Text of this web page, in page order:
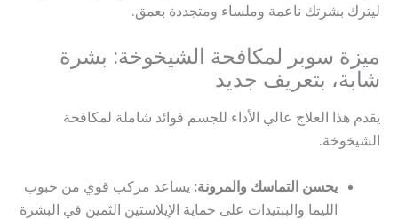
ليترك بشرتك ناعمة وملساء ومتجددة بعمق.
ميزة سوبر لمكافحة الشيخوخة: بشرة
شابة، بتعريف جديد
يقدم هذا العلاج عالي الأداء للجسم فوائد شاملة لمكافحة
الشيخوخة.
يحسن التماسك والمرونة:يساعد مركب قوي من حبوب
الليما والببتيدات على حماية الإيلاستين الثمين في البشرة